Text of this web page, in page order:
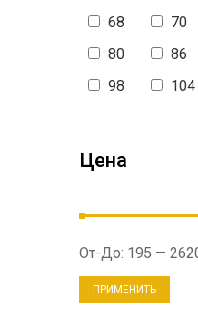
68 70
80
86
98
104
Цена
От-До: 195 —